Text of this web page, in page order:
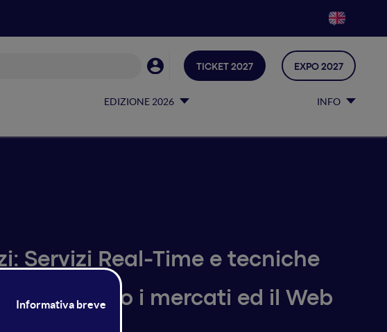
EDIZIONE 2026 INFO
TICKET 2027 EXPO 2027
Servizi Real-Time e tecniche
i mercati ed il Web